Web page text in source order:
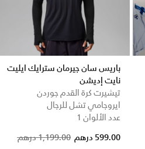
باريس سان جيرمان سترايك ايليت
نايت إديشن
تيشيرت كرة القدم جوردن
ايروجامي تشل للرجال
عدد الألوان 1
Price reduced from
1,199.00 درهم to 599.00 درهم